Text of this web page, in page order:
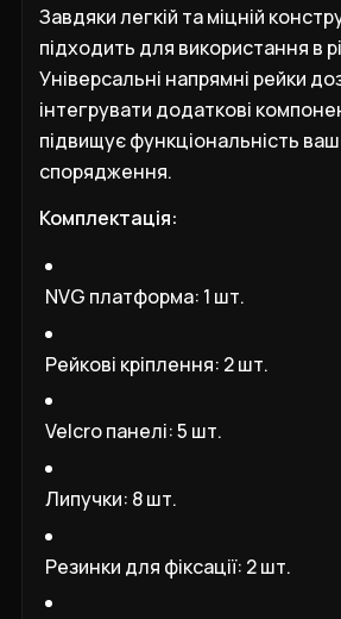
Завдяки легкій та міцній
підходить для використання в
Універсальні напрямні рейки
інтегрувати додаткові
підвищує функціональність
спорядження.
Комплектація:
NVG платформа: 1 шт.
Рейкові кріплення: 2 шт.
Velcro панелі: 5 шт.
Липучки: 8 шт.
Резинки для фіксації: 2 шт.